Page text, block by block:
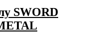
SWORD